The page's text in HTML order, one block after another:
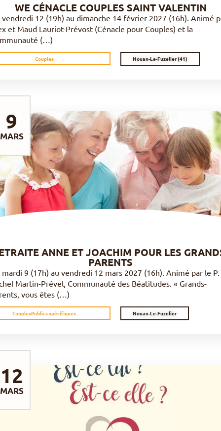
WE CÉNACLE COUPLES SAINT VALENTIN
vendredi 12 (19h) au dimanche 14 février 2027 (16h). Animé
et Maud Lauriot-Prévost (Cénacle pour Couples) et la
(…)
Couples Nouan-Le-Fuzelier (41)
MARS
DÉCOUVRIR
ANNE ET JOACHIM POUR LES
PARENTS
mardi 9 (17h) au vendredi 12 mars 2027 (16h). Animé par le P.
Martin-Prével, Communauté des Béatitudes. « Grands-
vous êtes (…)
CouplesPublics spécifiques Nouan-Le-Fuzelier
9
MARS
DÉCOUVRIR
12